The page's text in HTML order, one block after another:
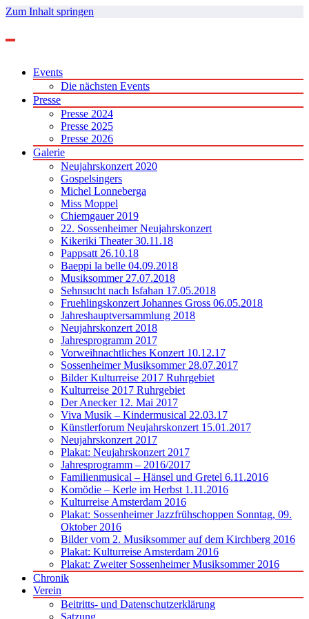
Zum Inhalt springen
Events
Die nächsten Events
Presse
Presse 2024
Presse 2025
Presse 2026
Galerie
Neujahrskonzert 2020
Gospelsingers
Michel Lonneberga
Miss Moppel
Chiemgauer 2019
22. Sossenheimer Neujahrskonzert
Kikeriki Theater 30.11.18
Pappsatt 26.10.18
Baeppi la belle 04.09.2018
Musiksommer 27.07.2018
Sehnsucht nach Isfahan 17.05.2018
Fruehlingskonzert Johannes Gross 06.05.2018
Jahreshauptversammlung 2018
Neujahrskonzert 2018
Jahresprogramm 2017
Vorweihnachtliches Konzert 10.12.17
Sossenheimer Musiksommer 28.07.2017
Bilder Kulturreise 2017 Ruhrgebiet
Kulturreise 2017 Ruhrgebiet
Der Anecker 12. Mai 2017
Viva Musik – Kindermusical 22.03.17
Künstlerforum Neujahrskonzert 15.01.2017
Neujahrskonzert 2017
Plakat: Neujahrskonzert 2017
Jahresprogramm – 2016/2017
Familienmusical – Hänsel und Gretel 6.11.2016
Komödie – Kerle im Herbst 1.11.2016
Kulturreise Amsterdam 2016
Plakat: Sossenheimer Jazzfrühschoppen Sonntag, 09.
Oktober 2016
Bilder vom 2. Musiksommer auf dem Kirchberg 2016
Plakat: Kulturreise Amsterdam 2016
Plakat: Zweiter Sossenheimer Musiksommer 2016
Chronik
Verein
Beitritts- und Datenschutzerklärung
Satzung